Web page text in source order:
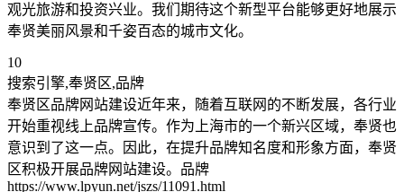
观光旅游和投资兴业。我们期待这个新型平台能够更好地展示
奉贤美丽风景和千姿百态的城市文化。
10
搜索引擎,奉贤区,品牌
奉贤区品牌网站建设近年来，随着互联网的不断发展，各行业
开始重视线上品牌宣传。作为上海市的一个新兴区域，奉贤也
意识到了这一点。因此，在提升品牌知名度和形象方面，奉贤
区积极开展品牌网站建设。品牌
https://www.lpyun.net/jszs/11091.html